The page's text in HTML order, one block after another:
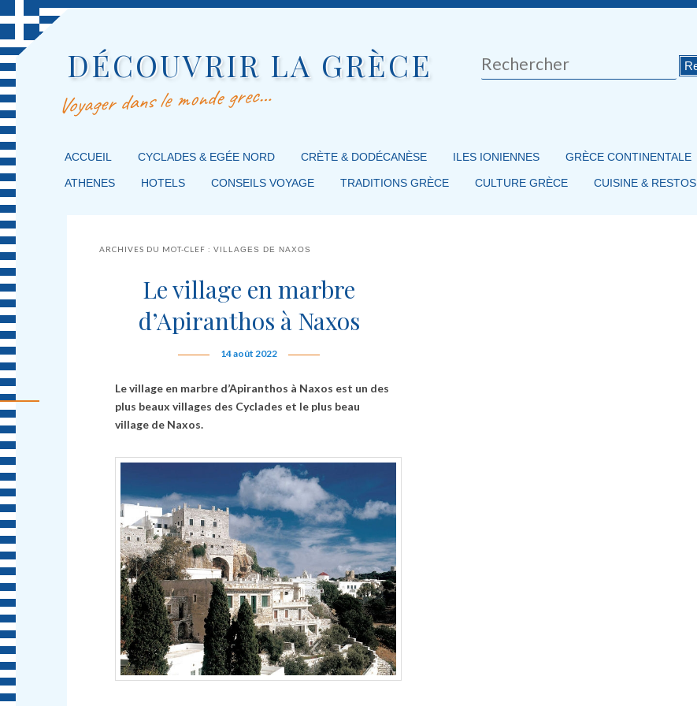
DÉCOUVRIR LA GRÈCE
Voyager dans le monde grec…
Rechercher
MENU PRINCIPAL
MASQUER LA NAVIGATION PRINCIPALE
MASQUER LA NAVIGATION SECONDAIRE
ACCUEIL CYCLADES & EGÉE NORD CRÈTE & DODÉCANÈSE ILES IONIENNES GRÈCE CONTINENTALE
ATHENES HOTELS CONSEILS VOYAGE TRADITIONS GRÈCE CULTURE GRÈCE CUISINE & RESTOS
ARCHIVES DU MOT-CLEF :VILLAGES DE NAXOS
Le village en marbre
d’Apiranthos à Naxos
14 août 2022
Le village en marbre d’Apiranthos à Naxos est un des
plus beaux villages des Cyclades et le plus beau
village de Naxos.